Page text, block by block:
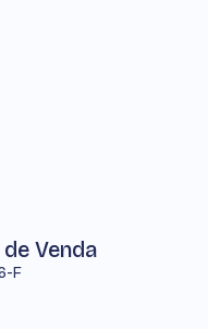
Venda
F